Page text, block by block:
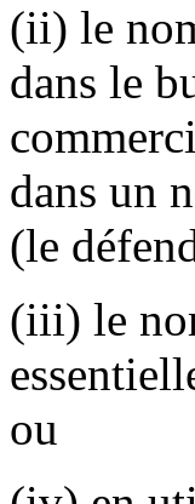
(ii) le
dans le
dans un
(le
(iii) le
ou